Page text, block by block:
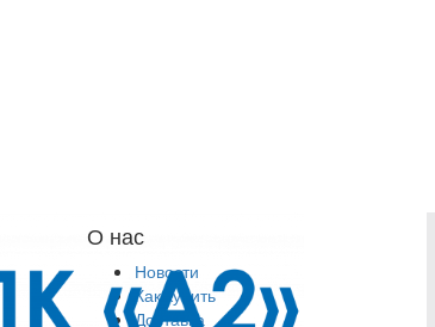
О нас
Новости
Как купить
Доставка